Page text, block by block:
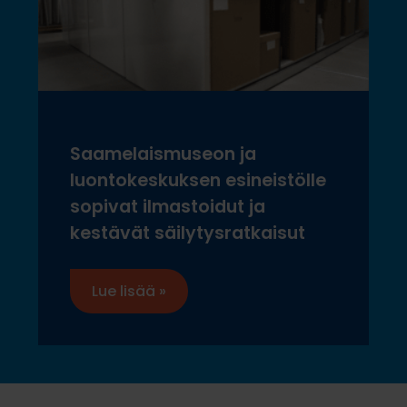
Saamelaismuseon ja
luontokeskuksen esineistölle
sopivat ilmastoidut ja
kestävät säilytysratkaisut
Lue lisää »